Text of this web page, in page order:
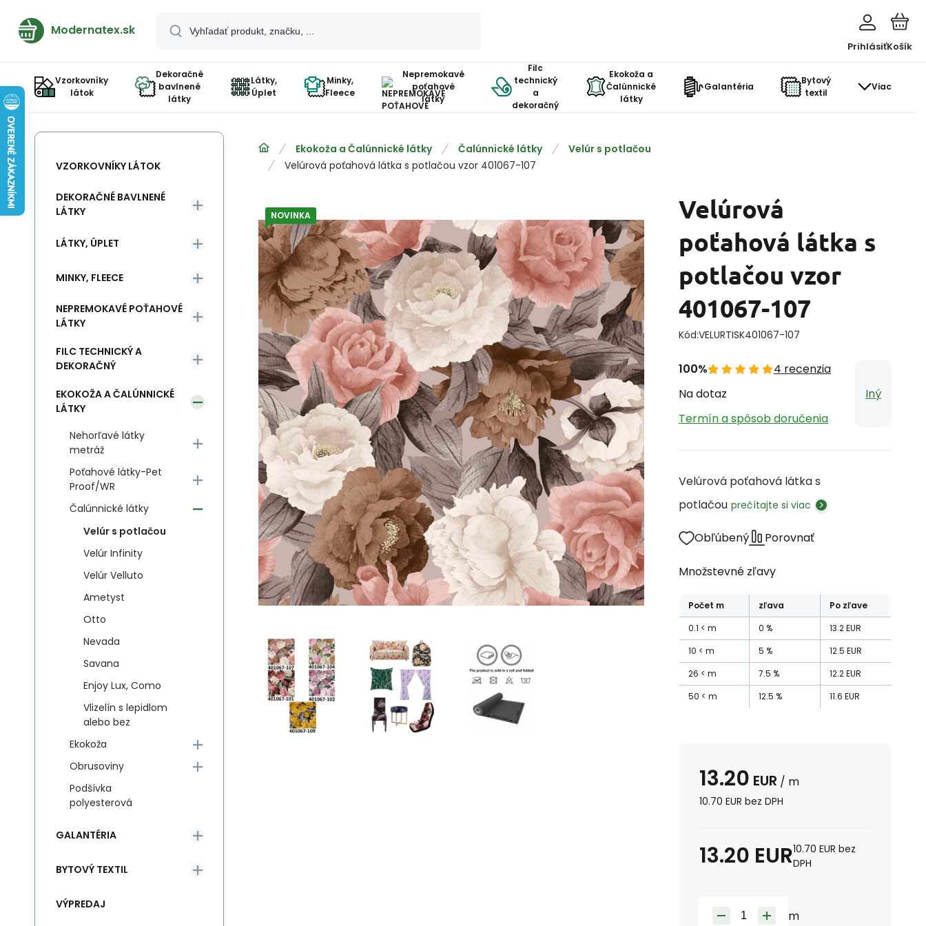
Modernatex.sk
PrihlásiťKošík
Vzorkovníky
látok
Dekoračné
bavlnené
látky
Látky,
Úplet
Minky,
Fleece
Nepremokavé
poťahové
látky
Filc
technický
a
dekoračný
Ekokoža a
Čalúnnické
látky
Galantéria
Bytový
textil
Viac
Ekokoža a Čalúnnické látky Čalúnnické látky
Velúr s potlačou
Velúrová poťahová látka s potlačou vzor 401067-107
NOVINKA
Velúrová
poťahová látka s
potlačou vzor
401067-107
Kód:VELURTISK401067-107
100%
4 recenzia
Na dotaz
Termín a spôsob doručenia
Iný
Velúrová poťahová látka s
potlačou prečítajte si viac
Obľúbený Porovnať
Množstevné zľavy
Počet m zľava
Po zľave
0.1
m 0 % 13.2EUR
10
m 5 % 12.5 EUR
26
m 7.5 % 12.2EUR
50
m 12.5 % 11.6 EUR
13.20 EUR / m
10.70 EUR bez DPH
13.20 EUR10.70 EUR bez
DPH
m
VZORKOVNÍKY LÁTOK
DEKORAČNÉ BAVLNENÉ
LÁTKY
LÁTKY, ÚPLET
MINKY, FLEECE
NEPREMOKAVÉ POŤAHOVÉ
LÁTKY
FILC TECHNICKÝ A
DEKORAČNÝ
EKOKOŽA A ČALÚNNICKÉ
LÁTKY
Nehorľavé látky
metráž
Poťahové látky-Pet
Proof/WR
Čalúnnické látky
Velúr s potlačou
Velúr Infinity
Velúr Velluto
Ametyst
Otto
Nevada
Savana
Enjoy Lux, Como
Vlizelín s lepidlom
alebo bez
Ekokoža
Obrusoviny
Podšívka
polyesterová
GALANTÉRIA
BYTOVÝ TEXTIL
VÝPREDAJ